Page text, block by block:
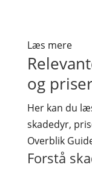
Læs mere
og
Her kan du
skadedyr,
Overblik
Forstå